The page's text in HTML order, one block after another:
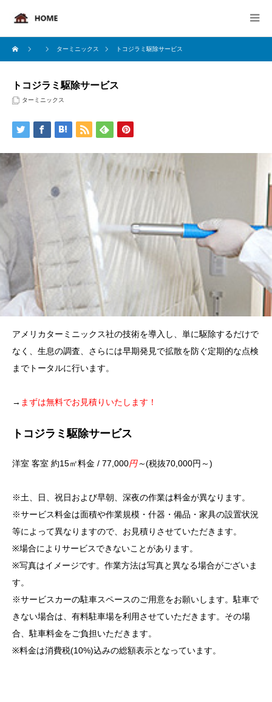
ターミニックス トコジラミ駆除サービス
トコジラミ駆除サービス
ターミニックス
アメリカターミニックス社の技術を導入し、単に駆除するだけで
なく、生息の調査、さらには早期発見で拡散を防ぐ定期的な点検
までトータルに行います。
→ まずは無料でお見積りいたします！
トコジラミ駆除サービス
洋室 客室 約15㎡料金 / 77,000円～(税抜70,000円～)
※土、日、祝日および早朝、深夜の作業は料金が異なります。
※サービス料金は面積や作業規模・什器・備品・家具の設置状況
等によって異なりますので、お見積りさせていただきます。
※場合によりサービスできないことがあります。
※写真はイメージです。作業方法は写真と異なる場合がございま
す。
※サービスカーの駐車スペースのご用意をお願いします。駐車で
きない場合は、有料駐車場を利用させていただきます。その場
合、駐車料金をご負担いただきます。
※料金は消費税(10%)込みの総額表示となっています。